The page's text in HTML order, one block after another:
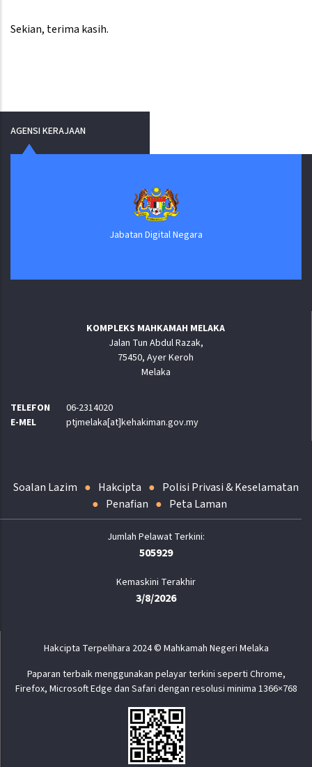
Sekian, terima kasih.
AGENSI KERAJAAN
Jabatan Digital Negara
KOMPLEKS MAHKAMAH MELAKA
Jalan Tun Abdul Razak,
75450, Ayer Keroh
Melaka
TELEFON
06-2314020
E-MEL
ptjmelaka[at]kehakiman.gov.my
Soalan Lazim Hakcipta
Polisi Privasi & Keselamatan
Penafian
Peta Laman
505929
Kemaskini Terakhir
3/8/2026
Hakcipta Terpelihara 2024 © Mahkamah Negeri Melaka
Paparan terbaik menggunakan pelayar terkini seperti Chrome,
Firefox, Microsoft Edge dan Safari dengan resolusi minima 1366×768